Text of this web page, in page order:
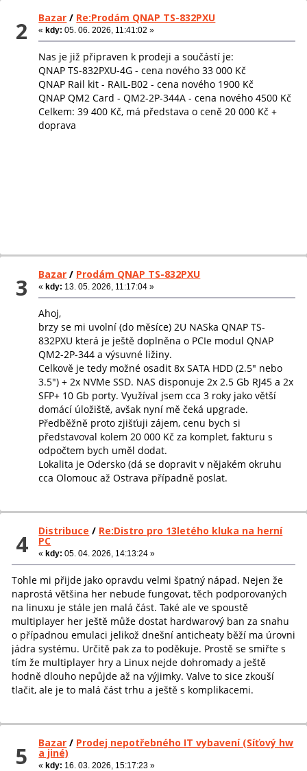
2 Bazar / Re:Prodám QNAP TS-832PXU
«kdy: 05. 06. 2026, 11:41:02 »
Nas je již připraven k prodeji a součástí je:
QNAP TS-832PXU-4G - cena nového 33 000 Kč
QNAP Rail kit - RAIL-B02 - cena nového 1900 Kč
QNAP QM2 Card - QM2-2P-344A - cena nového 4500 Kč
Celkem: 39 400 Kč, má představa o ceně 20 000 Kč +
doprava
3 Bazar / Prodám QNAP TS-832PXU
«kdy: 13. 05. 2026, 11:17:04 »
Ahoj,
brzy se mi uvolní (do měsíce) 2U NASka QNAP TS-
832PXU která je ještě doplněna o PCIe modul QNAP
QM2-2P-344 a výsuvné ližiny.
Celkově je tedy možné osadit 8x SATA HDD (2.5" nebo
3.5") + 2x NVMe SSD. NAS disponuje 2x 2.5 Gb RJ45 a 2x
SFP+ 10 Gb porty. Využíval jsem cca 3 roky jako větší
domácí úložiště, avšak nyní mě čeká upgrade.
Předběžně proto zjišťuji zájem, cenu bych si
představoval kolem 20 000 Kč za komplet, fakturu s
odpočtem bych uměl dodat.
Lokalita je Odersko (dá se dopravit v nějakém okruhu
cca Olomouc až Ostrava případně poslat.
4 Distribuce / Re:Distro pro 13letého kluka na herní
PC
«kdy: 05. 04. 2026, 14:13:24 »
Tohle mi přijde jako opravdu velmi špatný nápad. Nejen že
naprostá většina her nebude fungovat, těch podporovaných
na linuxu je stále jen malá část. Také ale ve spoustě
multiplayer her ještě může dostat hardwarový ban za snahu
o případnou emulaci jelikož dnešní anticheaty běží ma úrovni
jádra systému. Určitě pak za to poděkuje. Prostě se smiřte s
tím že multiplayer hry a Linux nejde dohromady a ještě
hodně dlouho nepůjde až na výjimky. Valve to sice zkouší
tlačit, ale je to malá část trhu a ještě s komplikacemi.
5 Bazar / Prodej nepotřebného IT vybavení (Síťový hw
a jiné)
«kdy: 16. 03. 2026, 15:17:23 »